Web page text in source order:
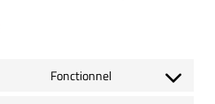
Fonctionnel
Consent